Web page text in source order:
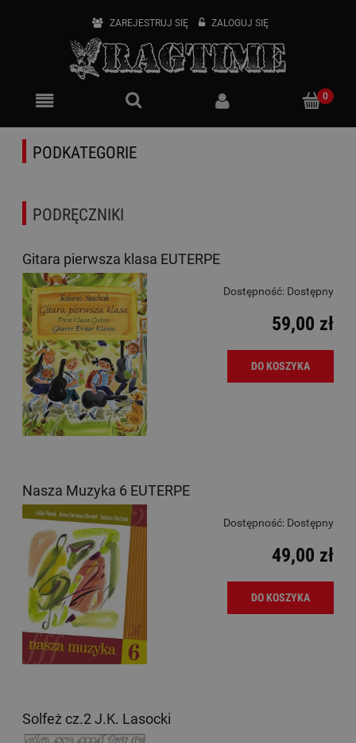
ZAREJESTRUJ SIĘ ZALOGUJ SIĘ
PODKATEGORIE
PODRĘCZNIKI
Gitara pierwsza klasa EUTERPE
Dostępność: Dostępny
59,00 zł
DO KOSZYKA
Nasza Muzyka 6 EUTERPE
Dostępność: Dostępny
49,00 zł
DO KOSZYKA
Solfeż cz.2 J.K. Lasocki